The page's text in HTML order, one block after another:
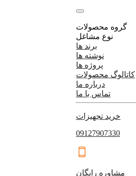
گروه محصولات
نوع مشاغل
برند ها
نوشته ها
پروژه ها
کاتالوگ محصولات
درباره ما
تماس با ما
خرید تجهیزات
09127907330
مشاوره رایگان